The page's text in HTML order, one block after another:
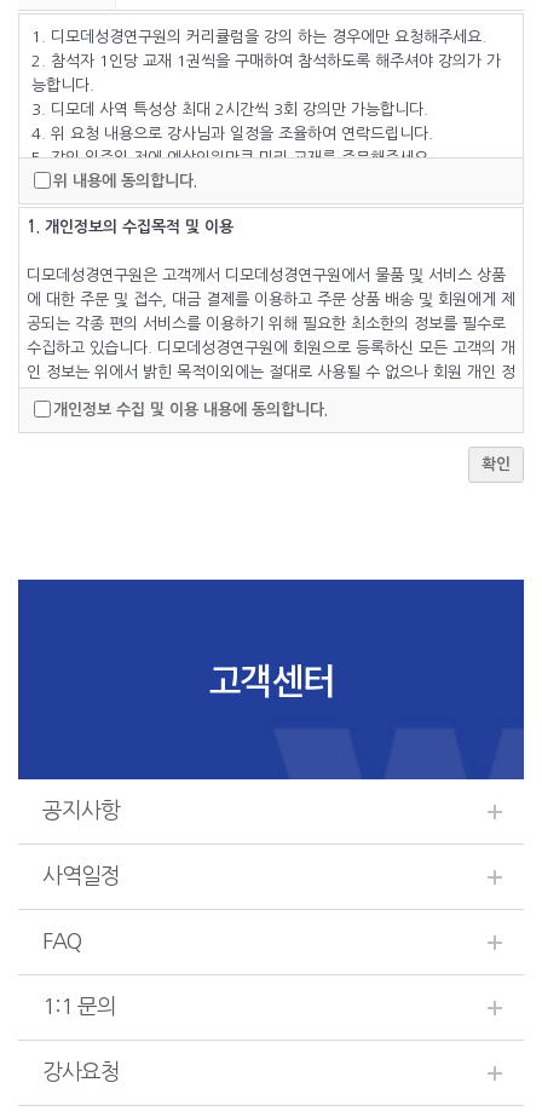
1. 디모데성경연구원의 커리큘럼을 강의 하는 경우에만 요청해주세요.
2. 참석자 1인당 교재 1권씩을 구매하여 참석하도록 해주셔야 강의가 가
능합니다.
3. 디모데 사역 특성상 최대 2시간씩 3회 강의만 가능합니다.
4. 위 요청 내용으로 강사님과 일정을 조율하여 연락드립니다.
5. 강의 일주일 전에 예상인원만큼 미리 교재를 주문해주세요.
위 내용에 동의합니다.
1. 개인정보의 수집목적 및 이용
디모데성경연구원은 고객께서 디모데성경연구원에서 물품 및 서비스 상품
에 대한 주문 및 접수, 대금 결제를 이용하고 주문 상품 배송 및 회원에게 제
공되는 각종 편의 서비스를 이용하기 위해 필요한 최소한의 정보를 필수로
수집하고 있습니다. 디모데성경연구원에 회원으로 등록하신 모든 고객의 개
인 정보는 위에서 밝힌 목적이외에는 절대로 사용될 수 없으나 회원 개인 정
등록하신 모든 고객에게 동의를 구할 것을 약속합니다. 또한 개인정보의 수
집 또는 이용에 대한 동의 철회시 디모데성경연구원은 당해 개인정보를 수
6. 핸드폰번호
7. 희망ID(회원의 경우)
10. 생년월일(회원의 경우)
하여 제공하실 수 있도록 되어 있으며 일부 물품 및 서비스 상품에 대한 주
문 및 접수시에 고객이 원하는 정확한 주문 내용을 파악하여 원활한 주문 및
결제와 배송을 위하여 추가적인 정보를 요구하고 있습니다.
3. 개인정보의 보유 및 폐기
개인정보 수집 및 이용 내용에 동의합니다.
확인
고객센터
공지사항
사역일정
FAQ
1:1 문의
강사요청